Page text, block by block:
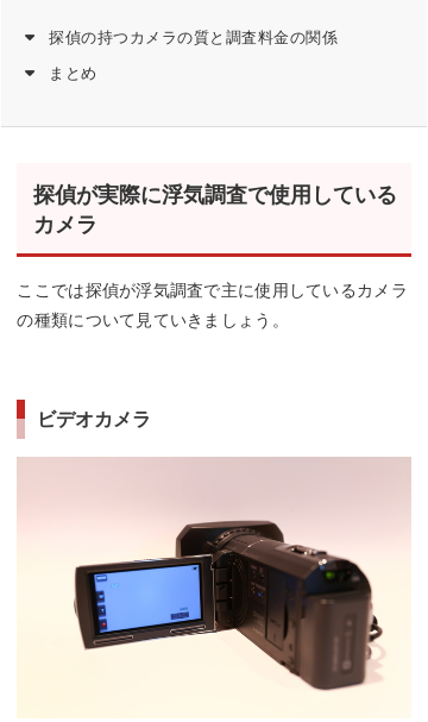
探偵の持つカメラの質と調査料金の関係
まとめ
探偵が実際に浮気調査で使用している
カメラ
ここでは探偵が浮気調査で主に使用しているカメラ
の種類について見ていきましょう。
ビデオカメラ